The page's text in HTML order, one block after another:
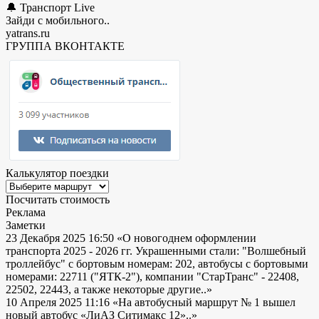
🔔 Транспорт Live
Зайди с мобильного..
yatrans.ru
ГРУППА ВКОНТАКТЕ
Калькулятор поездки
Посчитать стоимость
Реклама
Заметки
23 Декабря 2025 16:50 «О новогоднем оформлении
транспорта 2025 - 2026 гг. Украшенными стали: "Волшебный
троллейбус" с бортовым номерам: 202, автобусы с бортовыми
номерами: 22711 ("ЯТК-2"), компании "СтарТранс" - 22408,
22502, 22443, а также некоторые другие..»
10 Апреля 2025 11:16 «На автобусный маршрут № 1 вышел
новый автобус «ЛиАЗ Ситимакс 12»..»